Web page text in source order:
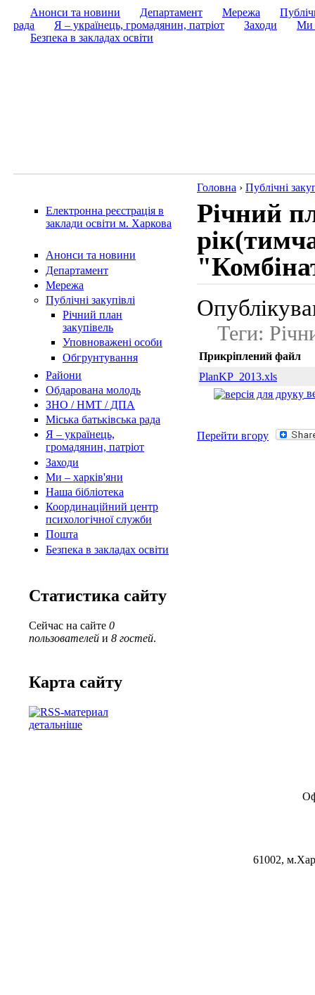
Анонси та новини Департамент Мережа
рада
Я – українець, громадянин, патріот Заходи
Ми
Безпека в закладах освіти
Електронна реєстрація в
заклади освіти м. Харкова
Анонси та новини
Департамент
Мережа
Публічні закупівлі
Річний план
закупівель
Уповноважені особи
Обгрунтування
Райони
Обдарована молодь
ЗНО / НМТ / ДПА
Міська батьківська рада
Я – українець,
громадянин, патріот
Заходи
Ми – харків'яни
Наша бібліотека
Координаційний центр
психологічної служби
Пошта
Безпека в закладах освіти
Статистика сайту
Сейчас на сайте 0
пользователей и 8 гостей.
Карта сайту
детальніше
Головна › Публічні
Річний
Теги:
Прикріплений файл
PlanKP_2013.xls
Перейти вгору
61002,